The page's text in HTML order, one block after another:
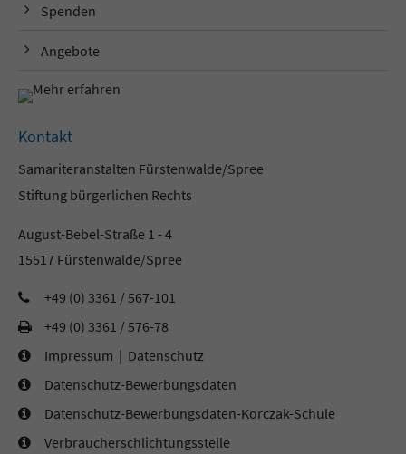
Spenden
Angebote
Kontakt
Samariteranstalten Fürstenwalde/Spree
Stiftung bürgerlichen Rechts
August-Bebel-Straße 1 - 4
15517 Fürstenwalde/Spree
+49 (0) 3361 / 567-101
+49 (0) 3361 / 576-78
Impressum | Datenschutz
Datenschutz-Bewerbungsdaten
Datenschutz-Bewerbungsdaten-Korczak-Schule
Verbraucherschlichtungsstelle